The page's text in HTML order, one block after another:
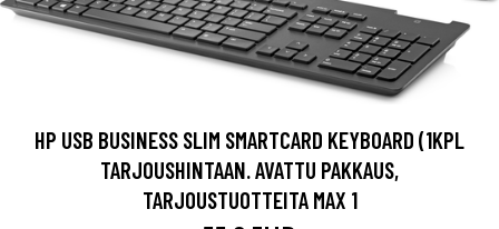
HP USB BUSINESS SLIM SMARTCARD KEYBOARD (1KPL
TARJOUSHINTAAN. AVATTU PAKKAUS,
TARJOUSTUOTTEITA MAX 1